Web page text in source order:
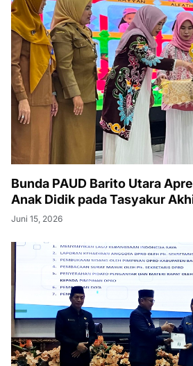
Bunda PAUD Barito Utara
Anak Didik pada Tasyakur
Juni 15, 2026